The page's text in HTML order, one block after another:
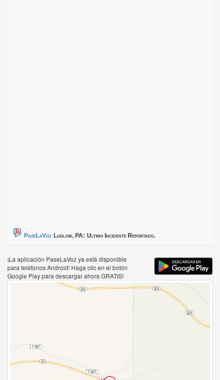
PaseLaVoz Ludlow, PA: Ultimo Incidente Reportado.
¡La aplicación PaseLaVoz ya está disponible
para teléfonos Android! Haga clic en el botón
Google Play para descargar ahora GRATIS!